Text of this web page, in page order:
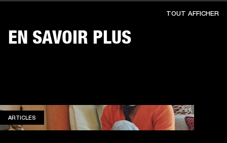
EN SAVOIR PLUS
TOUT AFFICHER
ARTICLES